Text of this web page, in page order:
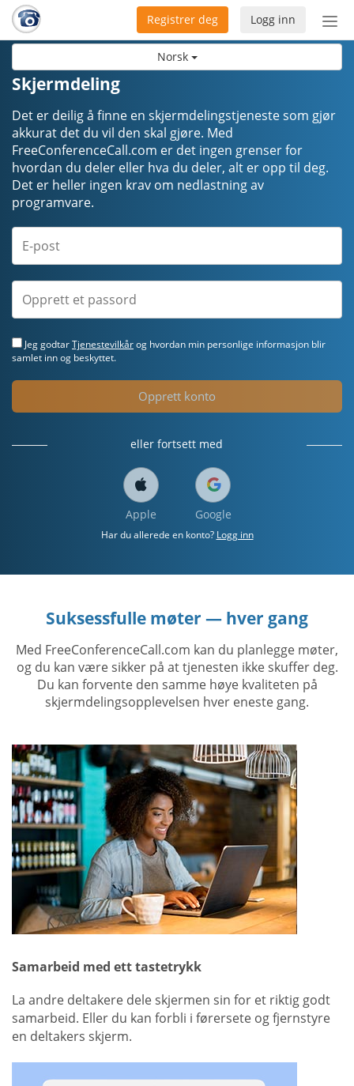
Norsk
Bytt
Logg inn
Registrer deg
Skjermdeling
Det er deilig å finne en skjermdelingstjeneste som gjør
akkurat det du vil den skal gjøre. Med
FreeConferenceCall.com er det ingen grenser for
hvordan du deler eller hva du deler, alt er opp til deg.
Det er heller ingen krav om nedlastning av
programvare.
Jeg godtarTjenestevilkårog hvordan min personlige informasjon blir
samlet inn og beskyttet.
Opprett konto
eller fortsett med
Apple Google
Har du allerede en konto? Logg inn
Suksessfulle møter — hver gang
Med FreeConferenceCall.com kan du planlegge møter,
og du kan være sikker på at tjenesten ikke skuffer deg.
Du kan forvente den samme høye kvaliteten på
skjermdelingsopplevelsen hver eneste gang.
Samarbeid med ett tastetrykk
La andre deltakere dele skjermen sin for et riktig godt
samarbeid. Eller du kan forbli i førersete og fjernstyre
en deltakers skjerm.